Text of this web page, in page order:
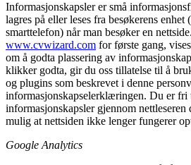
Informasjonskapsler er små
lagres på eller leses fra besøkerens enhet
smarttelefon) når man besøker en
www.cvwizard.com for første gang,
om å godta plassering av
klikker godta, gir du oss tillatelse til å
og plugins som beskrevet i denne
informasjonskapselerklæringen. Du er fri
informasjonskapsler gjennom
mulig at nettsiden ikke lenger fungerer
Google Analytics